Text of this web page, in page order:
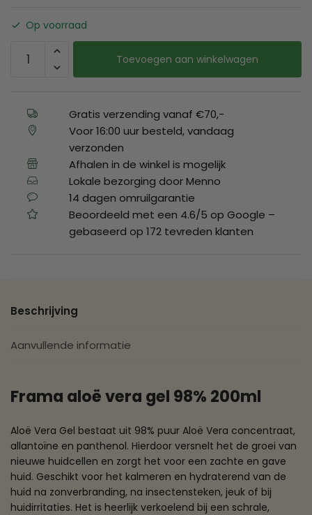
Op voorraad
Toevoegen aan winkelwagen
Gratis verzending vanaf €70,-
Voor 16:00 uur besteld, vandaag
verzonden
Afhalen in de winkel is mogelijk
Lokale bezorging door Menno
14 dagen omruilgarantie
Beoordeeld met een 4.6/5 op Google –
gebaseerd op 172 tevreden klanten
Beschrijving
Aanvullende informatie
Frama aloë vera gel 98% 200ml
Aloë Vera Gel bestaat uit 98% puur Aloë Vera concentraat,
allantoïne en panthenol. Hierdoor versnelt het de groei van
nieuwe huidcellen en zorgt het voor een zachte en gave
huid. Geschikt voor het kalmeren en hydraterend van de
huid na zonverbranding, na insectensteken, jeuk of bij
huidirritaties. Het is heerlijk verkoelend bij een schrale,